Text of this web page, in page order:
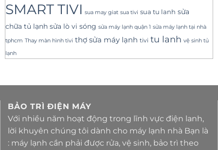
SMART TIVI sua may giat sua tivi sua tu lanh sửa
chữa tủ lạnh sửa lò vi sóng sửa máy lạnh quận 1 sửa máy lạnh tại nhà
tphcm Thay màn hình tivi thợ sửa máy lạnh tivi tu lanh vệ sinh tủ
lạnh
BẢO TRÌ ĐIỆN MÁY
Với nhiều năm hoạt động trong lĩnh vực điện lanh,
lời khuyên chúng tôi dành cho máy lạnh nhà Bạn là
: máy lạnh cần phải được rửa, vệ sinh, bảo trì theo